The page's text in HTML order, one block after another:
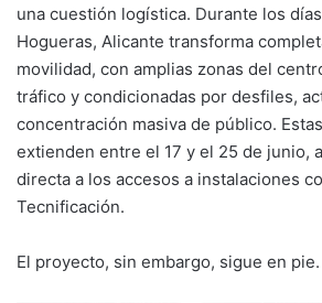
una cuestión logística. Durante los
Hogueras, Alicante transforma
movilidad, con amplias zonas del
tráfico y condicionadas por desfiles,
concentración masiva de público.
extienden entre el 17 y el 25 de junio,
directa a los accesos a instalaciones
Tecnificación.
El proyecto, sin embargo, sigue en pie.